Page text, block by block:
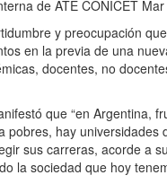
de ATE CONICET
y preocupación
en la previa de una
docentes, no
que “en Argentina,
pobres, hay
sus carreras, acorde a
la sociedad que hoy